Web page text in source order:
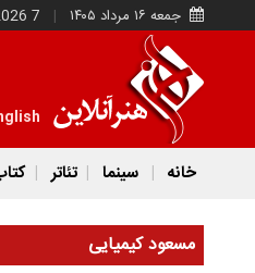
جمعه ۱۶ مرداد ۱۴۰۵ 7 August 2026
خانه سینما تئاتر
مسعود کیمیایی